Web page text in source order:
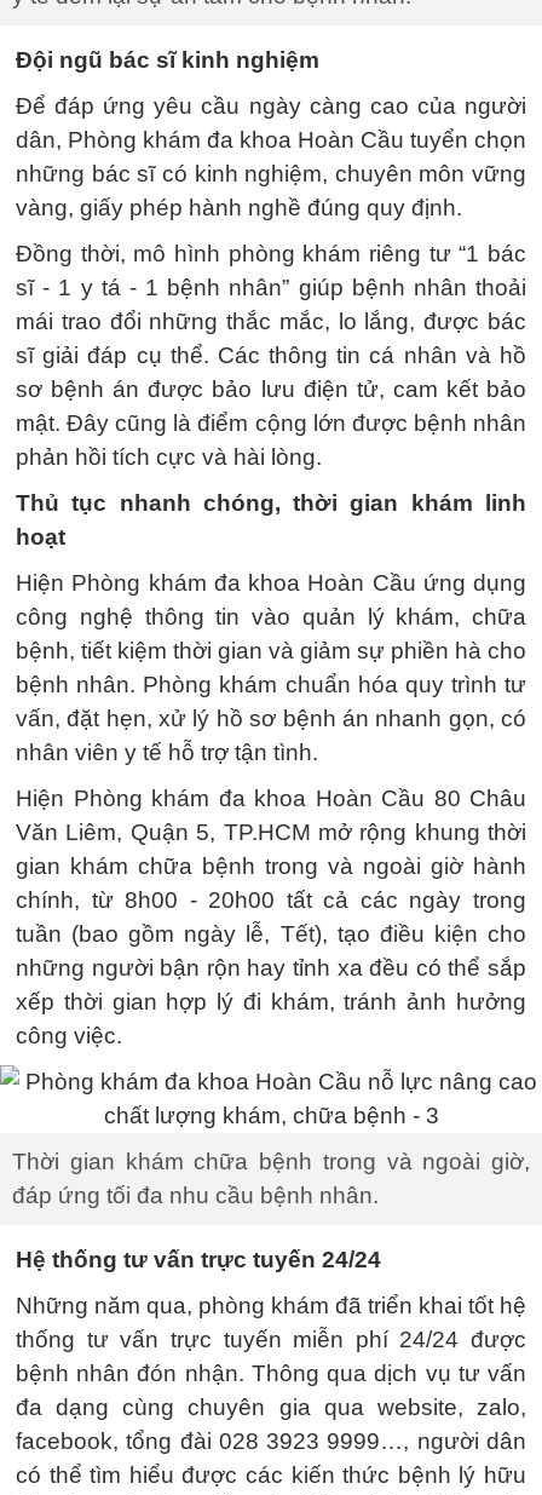
Đội ngũ bác sĩ kinh nghiệm
Để đáp ứng yêu cầu ngày càng cao của người
dân, Phòng khám đa khoa Hoàn Cầu tuyển chọn
những bác sĩ có kinh nghiệm, chuyên môn vững
vàng, giấy phép hành nghề đúng quy định.
Đồng thời, mô hình phòng khám riêng tư “1 bác
sĩ - 1 y tá - 1 bệnh nhân” giúp bệnh nhân thoải
mái trao đổi những thắc mắc, lo lắng, được bác
sĩ giải đáp cụ thể. Các thông tin cá nhân và hồ
sơ bệnh án được bảo lưu điện tử, cam kết bảo
mật. Đây cũng là điểm cộng lớn được bệnh nhân
phản hồi tích cực và hài lòng.
Thủ tục nhanh chóng, thời gian khám linh
hoạt
Hiện Phòng khám đa khoa Hoàn Cầu ứng dụng
công nghệ thông tin vào quản lý khám, chữa
bệnh, tiết kiệm thời gian và giảm sự phiền hà cho
bệnh nhân. Phòng khám chuẩn hóa quy trình tư
vấn, đặt hẹn, xử lý hồ sơ bệnh án nhanh gọn, có
nhân viên y tế hỗ trợ tận tình.
Hiện Phòng khám đa khoa Hoàn Cầu 80 Châu
Văn Liêm, Quận 5, TP.HCM mở rộng khung thời
gian khám chữa bệnh trong và ngoài giờ hành
chính, từ 8h00 - 20h00 tất cả các ngày trong
tuần (bao gồm ngày lễ, Tết), tạo điều kiện cho
những người bận rộn hay tỉnh xa đều có thể sắp
xếp thời gian hợp lý đi khám, tránh ảnh hưởng
công việc.
Thời gian khám chữa bệnh trong và ngoài giờ,
đáp ứng tối đa nhu cầu bệnh nhân.
Hệ thống tư vấn trực tuyến 24/24
Những năm qua, phòng khám đã triển khai tốt hệ
thống tư vấn trực tuyến miễn phí 24/24 được
bệnh nhân đón nhận. Thông qua dịch vụ tư vấn
đa dạng cùng chuyên gia qua website, zalo,
facebook, tổng đài 028 3923 9999…, người dân
có thể tìm hiểu được các kiến thức bệnh lý hữu